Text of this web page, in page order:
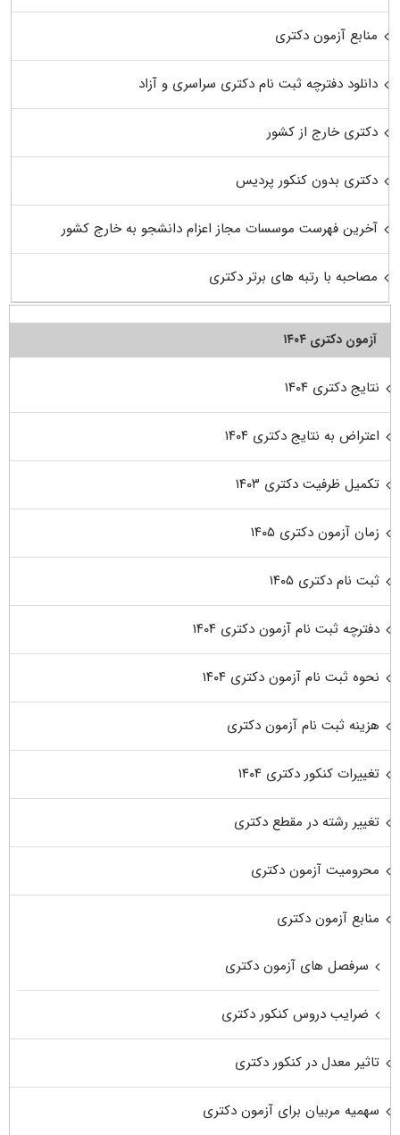
منابع آزمون دکتری
دانلود دفترچه ثبت نام دکتری سراسری و آزاد
دکتری خارج از کشور
دکتری بدون کنکور پردیس
آخرین فهرست موسسات مجاز اعزام دانشجو به خارج کشور
مصاحبه با رتبه های برتر دکتری
آزمون دکتری ۱۴۰۴
نتایج دکتری ۱۴۰۴
اعتراض به نتایج دکتری ۱۴۰۴
تکمیل ظرفیت دکتری ۱۴۰۳
زمان آزمون دکتری ۱۴۰۵
ثبت نام دکتری ۱۴۰۵
دفترچه ثبت نام آزمون دکتری ۱۴۰۴
نحوه ثبت نام آزمون دکتری ۱۴۰۴
هزینه ثبت نام آزمون دکتری
تغییرات کنکور دکتری ۱۴۰۴
تغییر رشته در مقطع دکتری
محرومیت آزمون دکتری
منابع آزمون دکتری
سرفصل های آزمون دکتری
ضرایب دروس کنکور دکتری
تاثیر معدل در کنکور دکتری
سهمیه مربیان برای آزمون دکتری